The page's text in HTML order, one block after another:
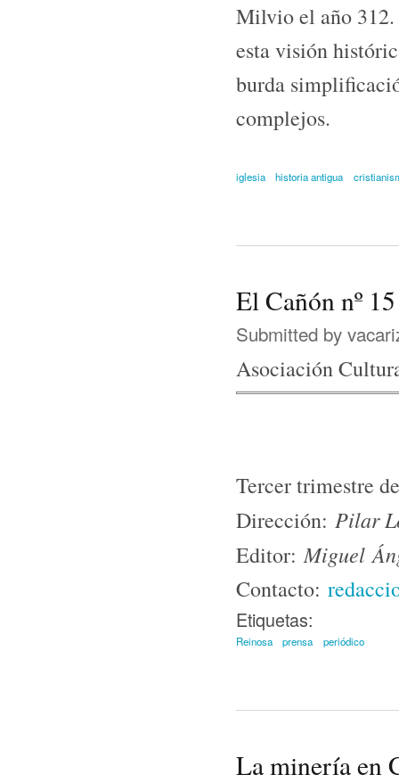
Milvio el año 312.
esta visión
burda
complejos.
iglesia historia antigua
El Cañón nº 15
Submitted by
Asociación
Tercer trimestre
Dirección: Pilar
Editor:Miguel
Contacto:
Etiquetas:
Reinosa prensa periódico
La minería en